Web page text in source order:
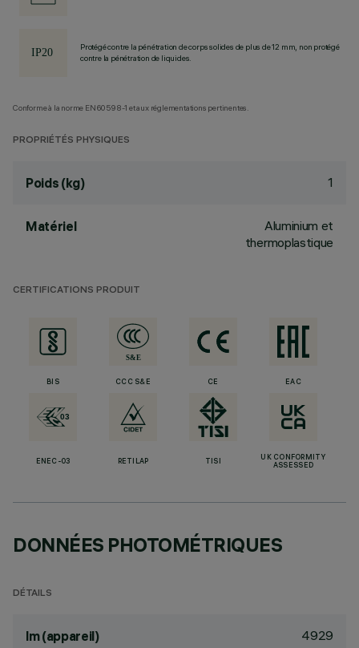
Protégé contre la pénétration de corps solides de plus de 12 mm, non protégé
contre la pénétration de liquides.
Conforme à la norme EN60598-1 et aux réglementations pertinentes.
PROPRIÉTÉS PHYSIQUES
Poids (kg) 1
Matériel
Aluminium et
thermoplastique
CERTIFICATIONS PRODUIT
BIS CCC S&E CE EAC
ENEC-03 RETILAP TISI
UK CONFORMITY
ASSESSED
DONNÉES PHOTOMÉTRIQUES
DÉTAILS
lm (appareil) 4929